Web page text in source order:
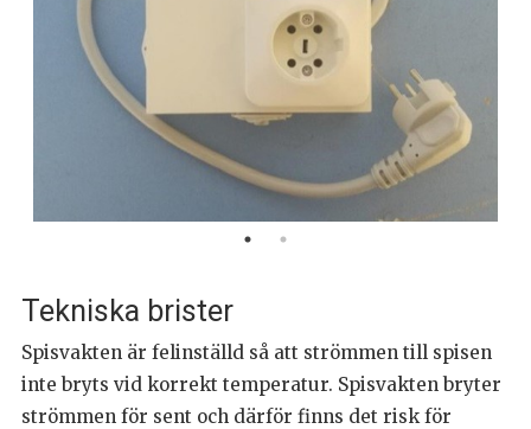
Tekniska brister
Spisvakten är felinställd så att strömmen till spisen
inte bryts vid korrekt temperatur. Spisvakten bryter
strömmen för sent och därför finns det risk för